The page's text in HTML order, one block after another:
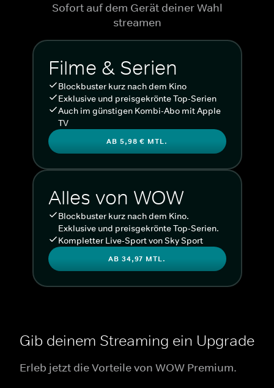
Sofort auf dem Gerät deiner Wahl
streamen
Filme & Serien
Blockbuster kurz nach dem Kino
Exklusive und preisgekrönte Top-Serien
Auch im günstigen Kombi-Abo mit Apple
TV
AB 5,98 € MTL.
Alles von WOW
Blockbuster kurz nach dem Kino.
Exklusive und preisgekrönte Top-Serien.
Kompletter Live-Sport von Sky Sport
AB 34,97 MTL.
Gib deinem Streaming ein Upgrade
Erleb jetzt die Vorteile von WOW Premium.